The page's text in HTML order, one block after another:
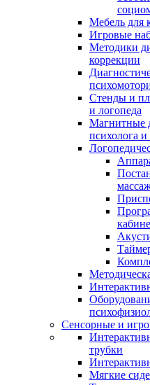
Мебель для
Игровые
Методики
коррекции
Стенды и
и логопеда
Магнитные
психолога и
Сенсорные и
трубки
Мягкие